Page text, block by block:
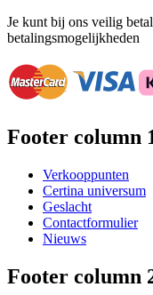
Je kunt bij ons veilig
betalingsmogelijkheden
Footer column
Verkooppunten
Certina universum
Geslacht
Contactformulier
Nieuws
Footer column